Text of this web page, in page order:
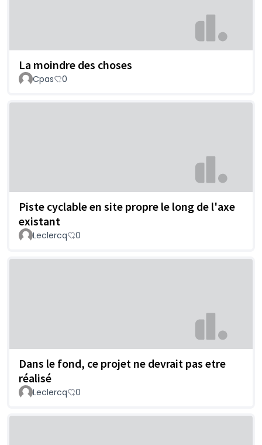
La moindre des choses
Cpas 0
Piste cyclable en site propre le long de l'axe
existant
Leclercq 0
Dans le fond, ce projet ne devrait pas etre
réalisé
Leclercq 0